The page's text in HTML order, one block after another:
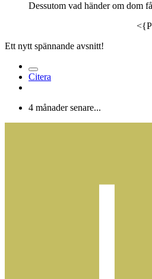
Dessutom vad händer om dom
Ett nytt spännande avsnitt!
Citera
4 månader senare...